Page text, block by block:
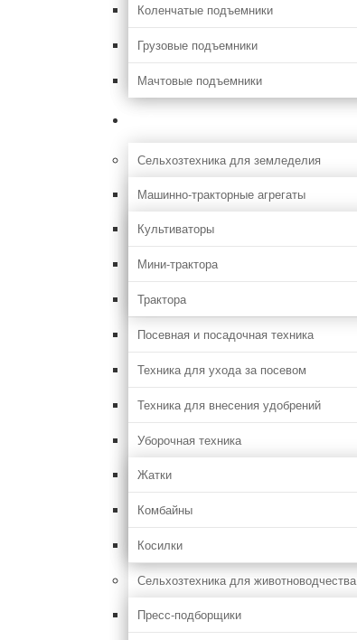
Коленчатые подъемники
Грузовые подъемники
Мачтовые подъемники
Сельхозтехника для земледелия
Машинно-тракторные агрегаты
Культиваторы
Мини-трактора
Трактора
Посевная и посадочная техника
Техника для ухода за посевом
Техника для внесения удобрений
Уборочная техника
Жатки
Комбайны
Косилки
Сельхозтехника для животноводчества
Пресс-подборщики